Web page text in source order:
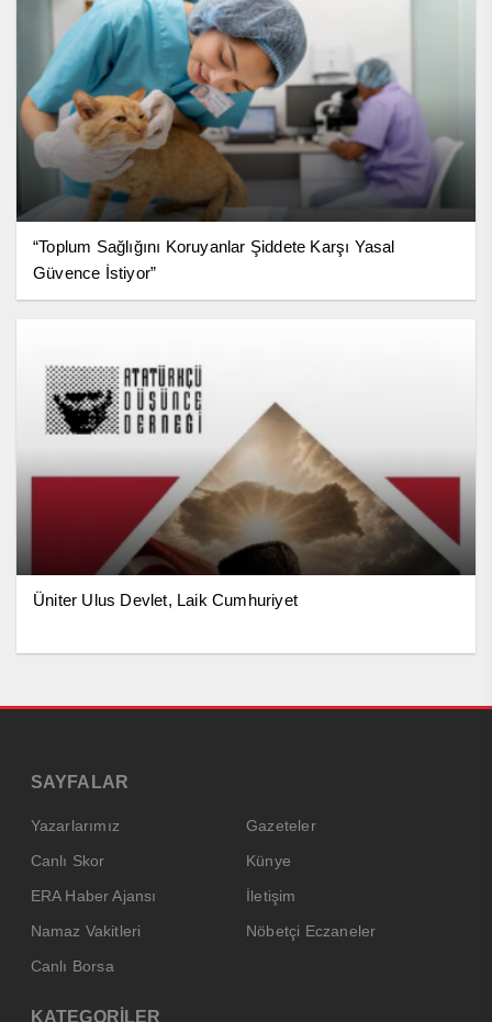
“Toplum Sağlığını Koruyanlar Şiddete Karşı Yasal
Güvence İstiyor”
Üniter Ulus Devlet, Laik Cumhuriyet
SAYFALAR
Yazarlarımız
Gazeteler
Canlı Skor
Künye
ERA Haber Ajansı
İletişim
Namaz Vakitleri
Nöbetçi Eczaneler
Canlı Borsa
KATEGORİLER